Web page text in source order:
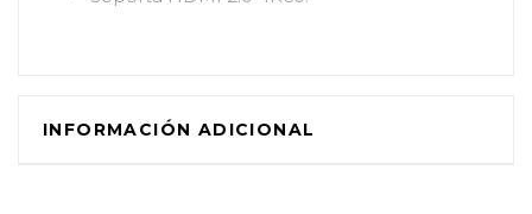
INFORMACIÓN ADICIONAL